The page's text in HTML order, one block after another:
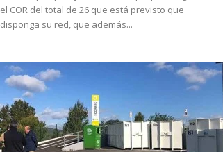
el COR del total de 26 que está previsto que
disponga su red, que además...